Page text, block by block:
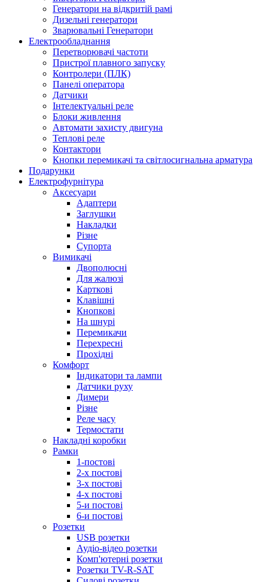
Генератори на відкритій рамі
Дизельні генератори
Зварювальні Генератори
Електрообладнання
Перетворювачі частоти
Пристрої плавного запуску
Контролери (ПЛК)
Панелі оператора
Датчики
Інтелектуальні реле
Блоки живлення
Автомати захисту двигуна
Теплові реле
Контактори
Кнопки перемикачі та світлосигнальна арматура
Подарунки
Електрофурнітура
Аксесуари
Адаптери
Заглушки
Накладки
Різне
Супорта
Вимикачі
Двополюсні
Для жалюзі
Карткові
Клавішні
Кнопкові
На шнурі
Перемикачи
Перехресні
Прохідні
Комфорт
Індикатори та лампи
Датчики руху
Димери
Різне
Реле часу
Термостати
Накладні коробки
Рамки
1-постові
2-х постові
3-х постові
4-х постові
5-и постові
6-и постові
Розетки
USB розетки
Аудіо-відео розетки
Комп'ютерні розетки
Розетки TV-R-SAT